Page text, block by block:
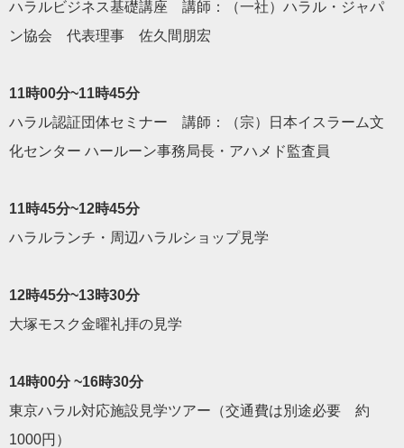
ハラルビジネス基礎講座 講師：（一社）ハラル・ジャパ
ン協会 代表理事 佐久間朋宏
11時00分~11時45分
ハラル認証団体セミナー 講師：（宗）日本イスラーム文
化センター ハールーン事務局長・アハメド監査員
11時45分~12時45分
ハラルランチ・周辺ハラルショップ見学
12時45分~13時30分
大塚モスク金曜礼拝の見学
14時00分 ~16時30分
東京ハラル対応施設見学ツアー（交通費は別途必要 約
1000円）